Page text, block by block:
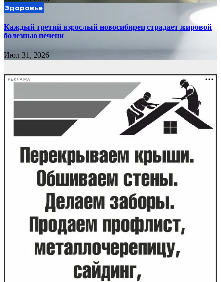
Здоровье
Каждый третий взрослый новосибирец страдает жировой
болезнью печени
Июл 31, 2026
РЕКЛАМА